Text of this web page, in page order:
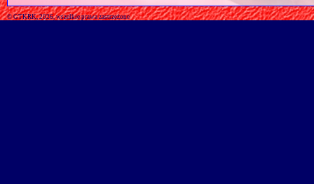
© GTKRK, 2026, wszelkie prawa zastrzeżone